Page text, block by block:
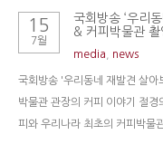
15
7월
국회방송 ‘우리
& 커피박물관 촬
media , news
국회방송 '우리동네 재발견 살아
박물관 관장의 커피 이야기 절
피와 우리나라 최초의 커피박물